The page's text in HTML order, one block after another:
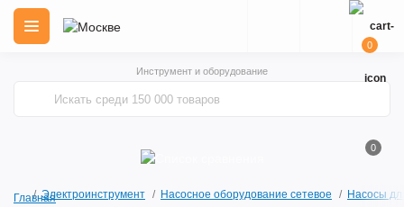
Инструмент и оборудование
0
0
ГлавнаяЭлектроинструмент Насосное оборудование сетевое Насосы